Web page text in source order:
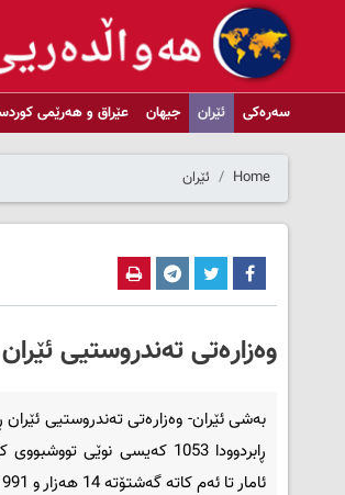
سەرەکی ئێران جیهان عێراق و هەرێمی
Home ئێران
وەزارەتی تەندروستیی
ڕابردوودا 1053 کەیسی نوێی
ئامار تا ئەم کاتە گەشتۆتە 14 هەزار و 991 کەس.